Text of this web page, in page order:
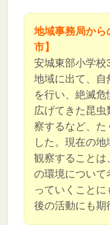
地域事務局から
市】
安城東部小学校
地域に出て、自
を行い、絶滅
広げてきた昆
察するなど、た
した。現在の
観察すること
の環境について
っていくこと
後の活動にも期